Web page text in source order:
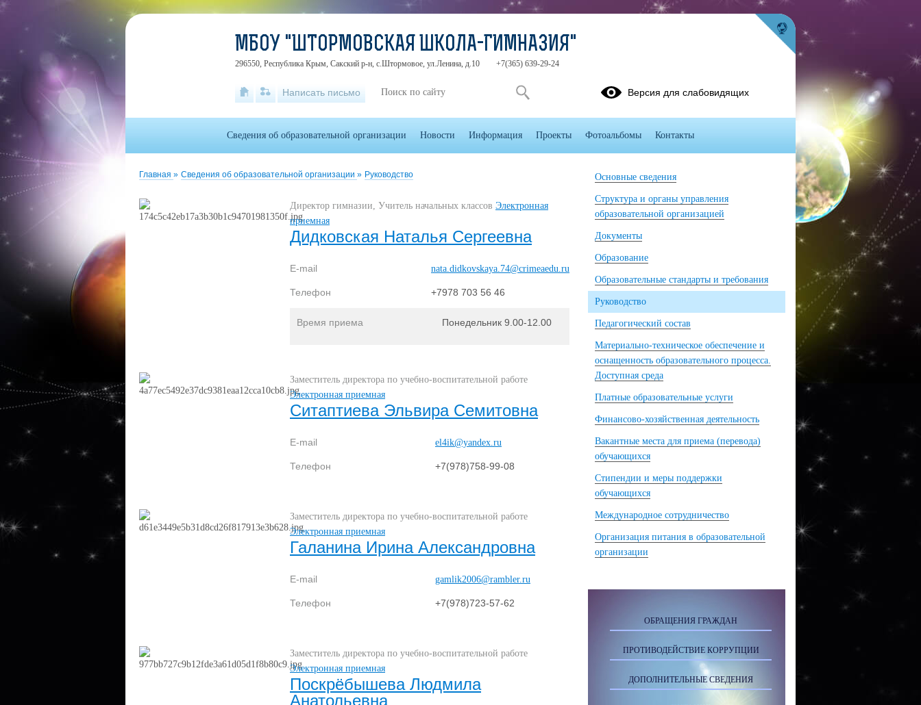
Главная » Сведения об образовательной организации » Руководство
Директор гимназии, Учитель начальных классов Электронная
приемная
Дидковская Наталья Сергеевна
E-mail nata.didkovskaya.74@crimeaedu.ru
Телефон +7978 703 56 46
Время приема Понедельник 9.00-12.00
Заместитель директора по учебно-воспитательной работе
Электронная приемная
Ситаптиева Эльвира Семитовна
E-mail el4ik@yandex.ru
Телефон +7(978)758-99-08
Заместитель директора по учебно-воспитательной работе
Электронная приемная
Галанина Ирина Александровна
E-mail gamlik2006@rambler.ru
Телефон +7(978)723-57-62
Заместитель директора по учебно-воспитательной работе
Электронная приемная
Поскрёбышева Людмила
Анатольевна
Основные сведения
Структура и органы управления
образовательной организацией
Документы
Образование
Образовательные стандарты и требования
Руководство
Педагогический состав
Материально-техническое обеспечение и
оснащенность образовательного процесса.
Доступная среда
Платные образовательные услуги
Финансово-хозяйственная деятельность
Вакантные места для приема (перевода)
обучающихся
Стипендии и меры поддержки
обучающихся
Международное сотрудничество
Организация питания в образовательной
организации
ОБРАЩЕНИЯ ГРАЖДАН
ПРОТИВОДЕЙСТВИЕ КОРРУПЦИИ
ДОПОЛНИТЕЛЬНЫЕ СВЕДЕНИЯ
МБОУ "ШТОРМОВСКАЯ ШКОЛА-ГИМНАЗИЯ"
296550, Республика Крым, Сакский р-н, с.Штормовое, ул.Ленина, д.10 +7(365) 639-29-24
Написать письмо Версия для слабовидящих
Сведения об образовательной организации Новости Информация Проекты Фотоальбомы Контакты